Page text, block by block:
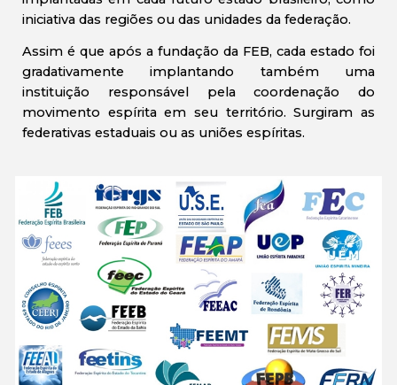
iniciativa das regiões ou das unidades da federação.
Assim é que após a fundação da FEB, cada estado foi
gradativamente implantando também uma
instituição responsável pela coordenação do
movimento espírita em seu território. Surgiram as
federativas estaduais ou as uniões espíritas.